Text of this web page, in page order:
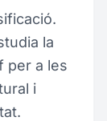
la
per a les
i